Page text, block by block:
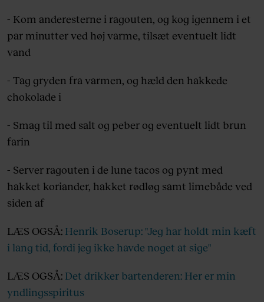
- Kom anderesterne i ragouten, og kog igennem i et
par minutter ved høj varme, tilsæt eventuelt lidt
vand
- Tag gryden fra varmen, og hæld den hakkede
chokolade i
- Smag til med salt og peber og eventuelt lidt brun
farin
- Server ragouten i de lune tacos og pynt med
hakket koriander, hakket rødløg samt limebåde ved
siden af
LÆS OGSÅ: Henrik Boserup: "Jeg har holdt min kæft
i lang tid, fordi jeg ikke havde noget at sige"
LÆS OGSÅ: Det drikker bartenderen: Her er min
yndlingsspiritus